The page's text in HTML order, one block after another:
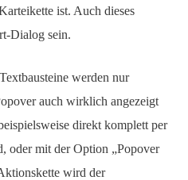
ist. Auch dieses
Dialog sein.
werden nur
auch wirklich angezeigt
direkt komplett per
oder mit der Option „Popover
wird der